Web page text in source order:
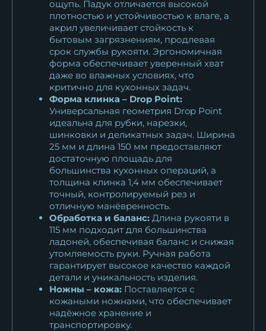
10 769₽
Кухонный нож Шеф № 5
сталь 95Х18...
14 553₽
ощупь. Падук отличается высокой
плотностью и устойчивостью к влаге, а
акрил увеличивает стойкость к
бытовым загрязнениям, продлевая
срок службы рукояти. Эргономичная
форма обеспечивает уверенный хват
даже во влажных условиях, что
критично для кухонных задач.
Форма клинка – Drop Point:
Универсальная геометрия Drop Point
идеальна для рубки, нарезки,
шинковки и деликатных задач. Ширина
25 мм и длина 150 мм предоставляют
достаточную площадь для
большинства кухонных операций, а
толщина клинка 1,4 мм обеспечивает
точный, контролируемый рез и
отличную манёвренность.
Обработка и баланс: Длина рукояти в
115 мм подходит для большинства
ладоней, обеспечивая баланс и снижая
утомляемость руки. Ручная работа
гарантирует высокое качество каждой
детали и уникальность изделия.
Ножны – кожа: Поставляется с
кожаными ножнами, что обеспечивает
надёжное хранение и
транспортировку.